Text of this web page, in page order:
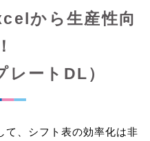
から生産性向
レートDL）
て、シフト表の効率化は非